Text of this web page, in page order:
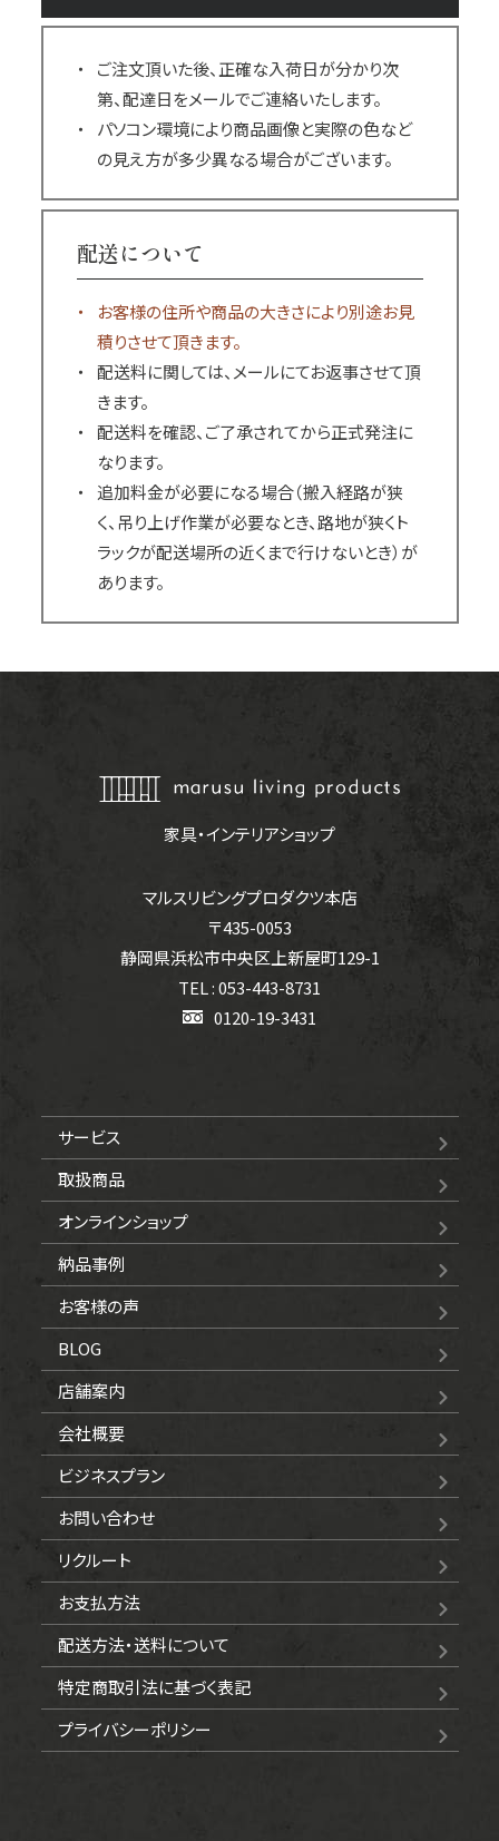
ご注文頂いた後、正確な入荷日が分かり次
第、配達日をメールでご連絡いたします。
パソコン環境により商品画像と実際の色など
の見え方が多少異なる場合がございます。
配送について
お客様の住所や商品の大きさにより別途お見
積りさせて頂きます。
配送料に関しては、メールにてお返事させて頂
きます。
配送料を確認、ご了承されてから正式発注に
なります。
追加料金が必要になる場合（搬入経路が狭
く、吊り上げ作業が必要なとき、路地が狭くト
ラックが配送場所の近くまで行けないとき）が
あります。
家具・インテリアショップ
マルスリビングプロダクツ本店
〒435-0053
静岡県浜松市中央区上新屋町129-1
TEL : 053-443-8731
0120-19-3431
サービス
取扱商品
オンラインショップ
納品事例
お客様の声
BLOG
店舗案内
会社概要
ビジネスプラン
お問い合わせ
リクルート
お支払方法
配送方法・送料について
特定商取引法に基づく表記
プライバシーポリシー